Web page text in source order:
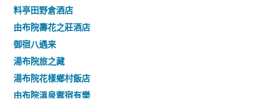
料亭田野倉酒店
由布院壽花之莊酒店
御宿八遇来
湯布院旅之藏
湯布院花樣鄉村飯店
由布院溫泉禦宿有樂